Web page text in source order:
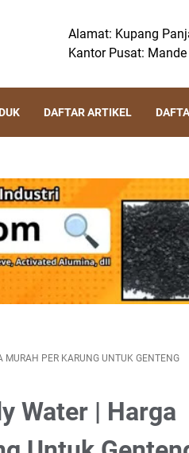
Alamat: Kupang
Kantor Pusat:
DAFTAR ARTIKEL
MURAH PER KARUNG UNTUK GENTENG
Water | Harga